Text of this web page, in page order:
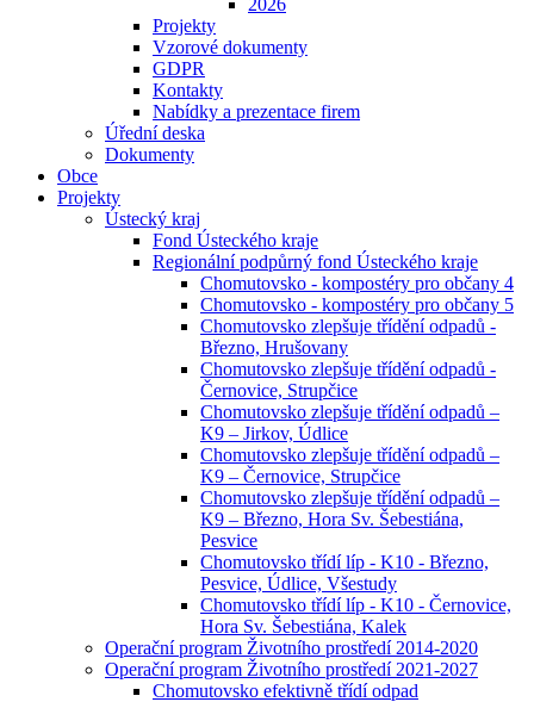
2026
Projekty
Vzorové dokumenty
GDPR
Kontakty
Nabídky a prezentace firem
Úřední deska
Dokumenty
Obce
Projekty
Ústecký kraj
Fond Ústeckého kraje
Regionální podpůrný fond Ústeckého kraje
Chomutovsko - kompostéry pro občany 4
Chomutovsko - kompostéry pro občany 5
Chomutovsko zlepšuje třídění odpadů -
Březno, Hrušovany
Chomutovsko zlepšuje třídění odpadů -
Černovice, Strupčice
Chomutovsko zlepšuje třídění odpadů –
K9 – Jirkov, Údlice
Chomutovsko zlepšuje třídění odpadů –
K9 – Černovice, Strupčice
Chomutovsko zlepšuje třídění odpadů –
K9 – Březno, Hora Sv. Šebestiána,
Pesvice
Chomutovsko třídí líp - K10 - Březno,
Pesvice, Údlice, Všestudy
Chomutovsko třídí líp - K10 - Černovice,
Hora Sv. Šebestiána, Kalek
Operační program Životního prostředí 2014-2020
Operační program Životního prostředí 2021-2027
Chomutovsko efektivně třídí odpad